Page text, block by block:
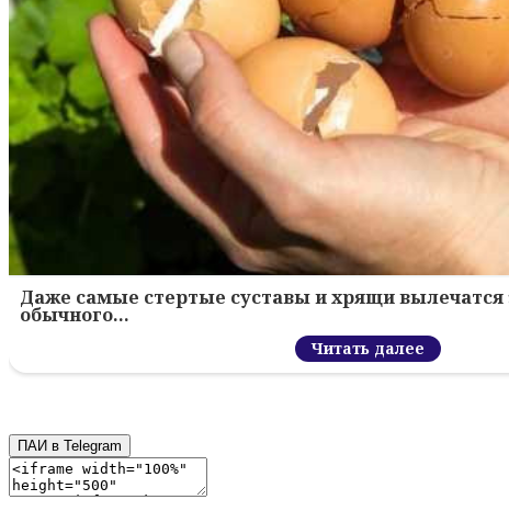
Даже самые стертые суставы и хрящи
обычного…
Читать далее
ПАИ в Telegram